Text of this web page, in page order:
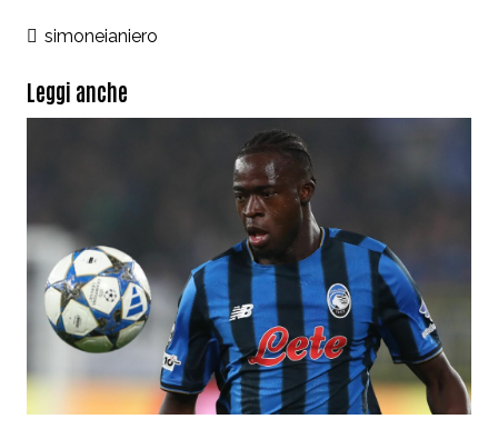
simoneianiero
Leggi anche